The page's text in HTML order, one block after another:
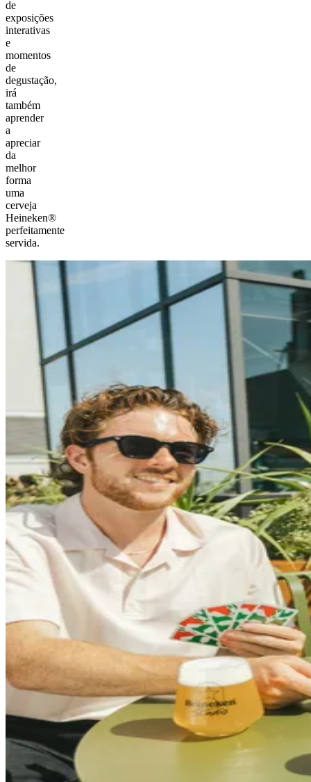
de
exposições
interativas
e
momentos
de
degustação,
irá
também
aprender
a
apreciar
da
melhor
forma
uma
cerveja
Heineken®
perfeitamente
servida.